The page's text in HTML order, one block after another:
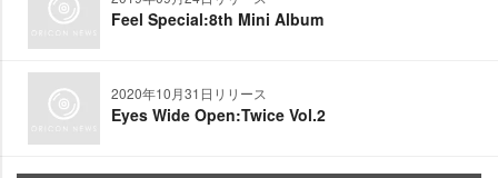
Feel Special:8th Mini Album
2020年10月31日リリース
Eyes Wide Open:Twice Vol.2